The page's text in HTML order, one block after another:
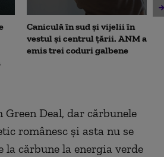
Caniculă în sud și vijelii în
vestul și centrul țării. ANM a
emis trei coduri galbene
Green Deal, dar cărbunele
românescși asta nu se
la cărbune la energia verde